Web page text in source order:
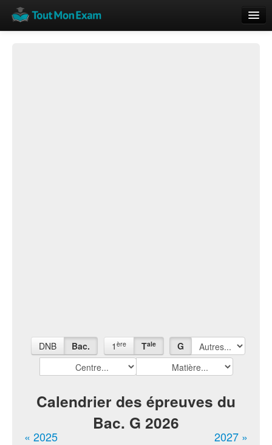
DNB Bac. 1 ère Tale G
Calendrier des épreuves du
Bac. G 2026
« 2025
2027 »